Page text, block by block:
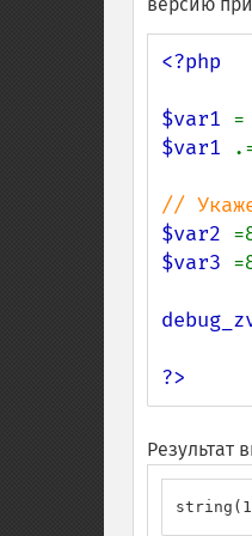
<?php
$var1 =
$var1
$var2
$var3
?>
Результат